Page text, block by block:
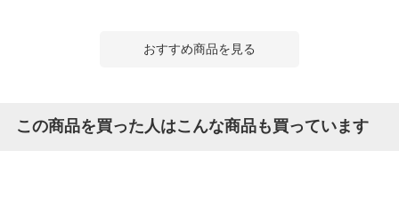
おすすめ商品を見る
この商品を買った人はこんな商品も買っています